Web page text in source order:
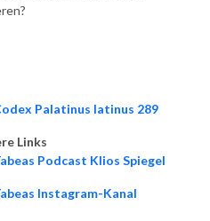
Palatinus latinus 289
Links
Podcast Klios Spiegel
Instagram-Kanal